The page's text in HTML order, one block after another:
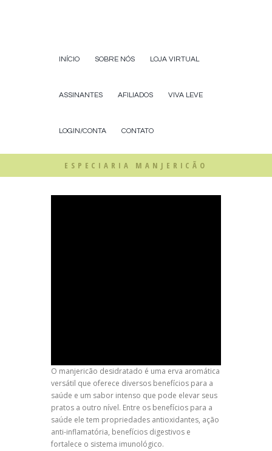
INÍCIO SOBRE NÓS LOJA VIRTUAL
ASSINANTES AFILIADOS VIVA LEVE
LOGIN/CONTA CONTATO
ESPECIARIA MANJERICÃO
O manjericão desidratado é uma erva aromática
versátil que oferece diversos benefícios para a
saúde e um sabor intenso que pode elevar seus
pratos a outro nível. Entre os benefícios para a
saúde ele tem propriedades antioxidantes, ação
anti-inflamatória, benefícios digestivos e
fortalece o sistema imunológico.